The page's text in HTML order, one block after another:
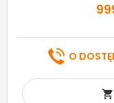
O
